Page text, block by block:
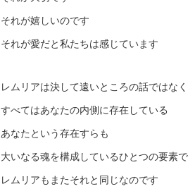
それが嬉しいのです
それが愛だと私たちは感じています
レムリアは決して遠いところの話ではなく
すべてはあなたの内側に存在している
あなたという存在すらも
大いなる魂を構成しているひとつの要素で
レムリアもまたそれと同じなのです